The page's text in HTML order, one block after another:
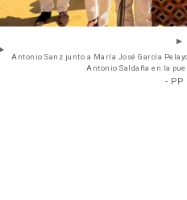
Antonio Sanz junto a María José García
Antonio Saldaña en la
- PP